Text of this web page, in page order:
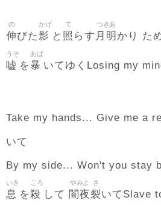
伸
の
びた影
かげ
と 照
て
らす 月明
つきあ
かり た
嘘
うそ
を暴
あば
いてゆくLosing my
Take my hands... Give me a
いて
By my side... Won't you stay
息
いき
を殺
ころ
して 闇夜
やみよ
裂
さ
いてSlave